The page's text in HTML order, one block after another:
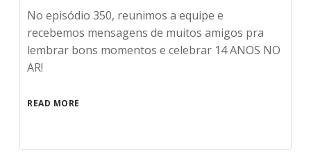
No episódio 350, reunimos a equipe e
recebemos mensagens de muitos amigos pra
lembrar bons momentos e celebrar 14 ANOS NO
AR!
READ MORE